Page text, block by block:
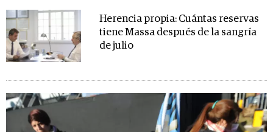
Herencia propia: Cuántas reservas
tiene Massa después de la sangría
de julio